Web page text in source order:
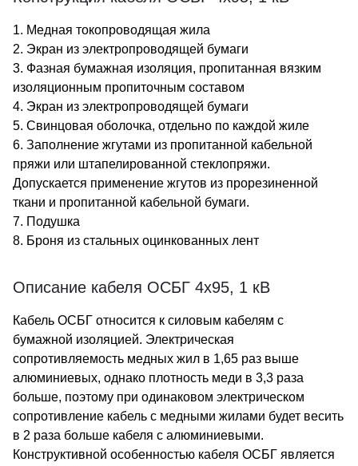
1. Медная токопроводящая жила
2. Экран из электропроводящей бумаги
3. Фазная бумажная изоляция, пропитанная вязким
изоляционным пропиточным составом
4. Экран из электропроводящей бумаги
5. Свинцовая оболочка, отдельно по каждой жиле
6. Заполнение жгутами из пропитанной кабельной
пряжи или штапелированной стеклопряжи.
Допускается применение жгутов из прорезиненной
ткани и пропитанной кабельной бумаги.
7. Подушка
8. Броня из стальных оцинкованных лент
Описание кабеля ОСБГ 4х95, 1 кВ
Кабель ОСБГ относится к силовым кабелям с
бумажной изоляцией. Электрическая
сопротивляемость медных жил в 1,65 раз выше
алюминиевых, однако плотность меди в 3,3 раза
больше, поэтому при одинаковом электрическом
сопротивление кабель с медными жилами будет весить
в 2 раза больше кабеля с алюминиевыми.
Конструктивной особенностью кабеля ОСБГ является